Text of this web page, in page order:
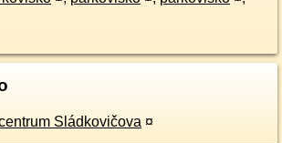
Sládkovičova ¤